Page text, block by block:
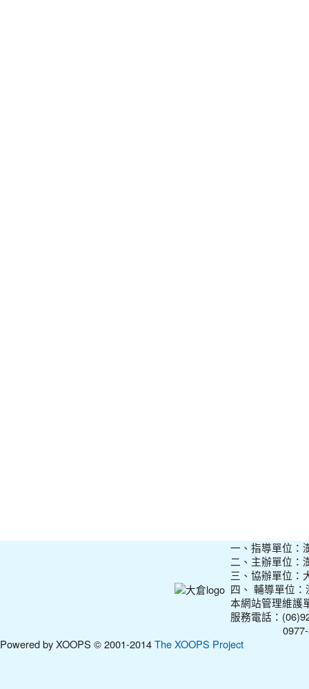
一、指導單位：
二、主辦單位：
三、協辦單位：
四、 輔導單位
本網站管理維護
服務電話：
0977-
Powered by XOOPS © 2001-2014The XOOPS Project